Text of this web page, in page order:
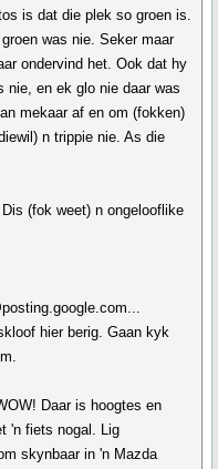
is dat die plek so groen is.
was nie. Seker maar
ondervind het. Ook dat hy
nie, en ek glo nie daar was
mekaar af en om (fokken)
n trippie nie. As die
(fok weet) n ongelooflike
hier berig. Gaan kyk
Daar is hoogtes en
'n fiets nogal. Lig
skynbaar in 'n Mazda